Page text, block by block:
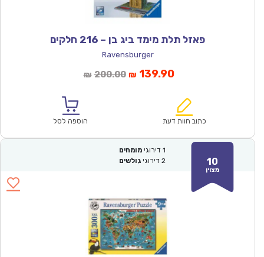
פאזל תלת מימד ביג בן – 216 חלקים
Ravensburger
₪ 200.00המחיר
₪200.00.
₪ 139.90המחיר
הוא:
כתוב חוות דעת הוספה לסל
10
מצוין
1 דירוגי מומחים
2 דירוגי גולשים